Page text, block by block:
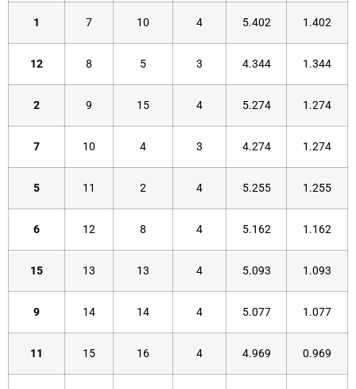
1 7 10 4 5.402 1.402
12 8 5 3 4.344 1.344
2 9 15 4 5.274 1.274
7 10 4 3 4.274 1.274
5 11 2 4 5.255 1.255
6 12 8 4 5.162 1.162
15 13 13 4 5.093 1.093
9 14 14 4 5.077 1.077
11 15 16 4 4.969 0.969